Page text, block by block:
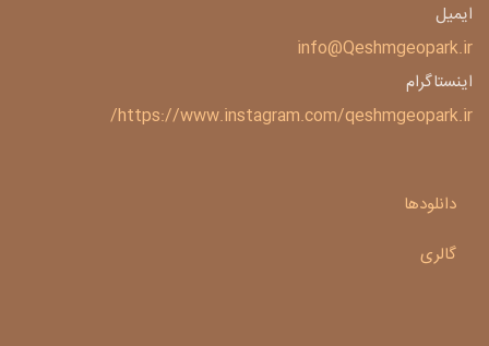
ایمیل
info@Qeshmgeopark.ir
اینستاگرام
https://www.instagram.com/qeshmgeopark.ir/
دانلودها
گالری